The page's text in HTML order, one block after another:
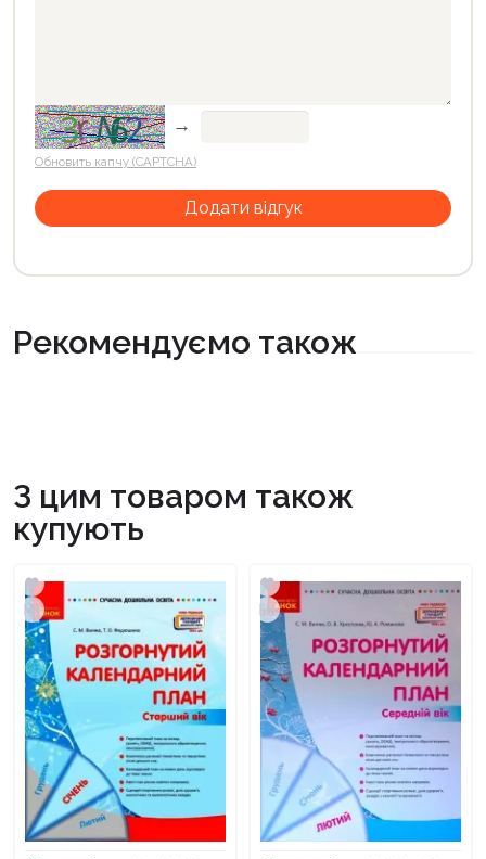
→
Обновить капчу (CAPTCHA)
Рекомендуємо також
З цим товаром також
купують